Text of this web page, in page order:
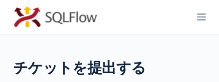
コ
ン
ツ
へ
チケットを提出する